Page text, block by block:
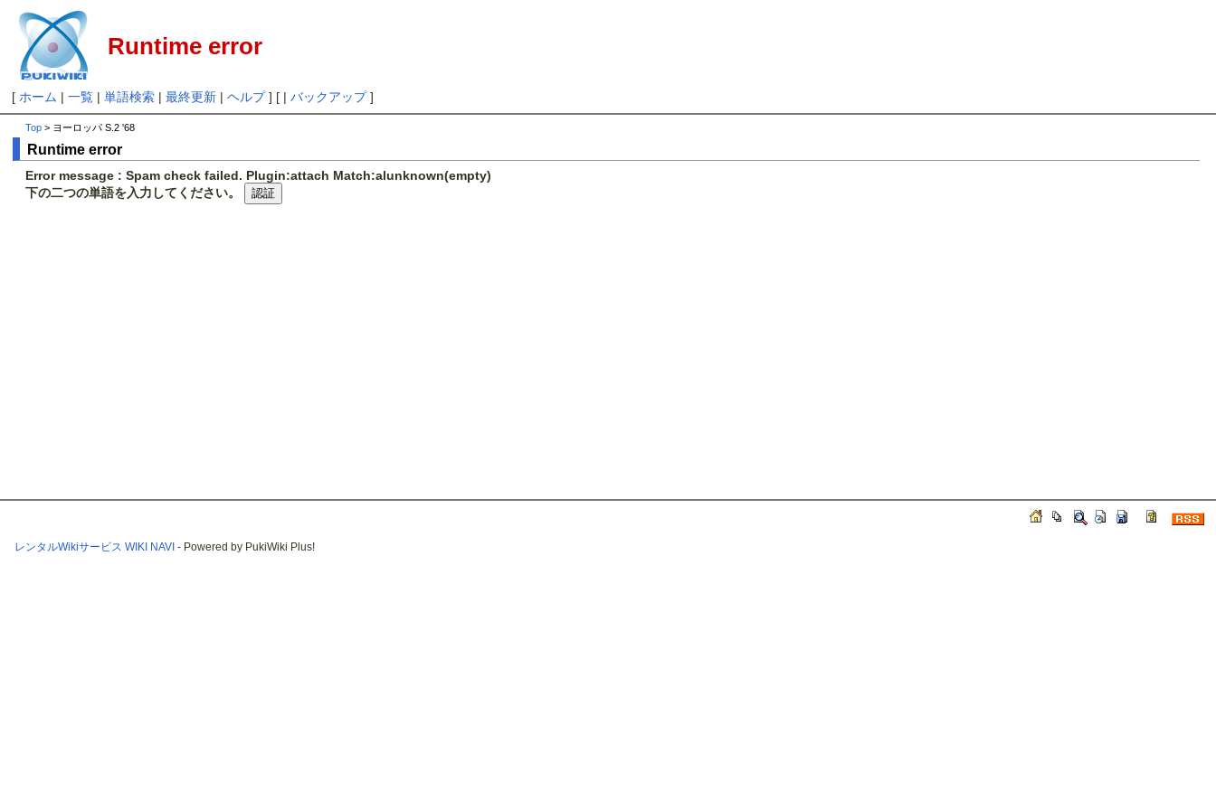
Runtime error
[ ホーム |一覧 |単語検索 |最終更新 |ヘルプ] [ |バックアップ]
Top > ヨーロッパ S.2 '68
Runtime error
Error message : Spam check failed. Plugin:attach Match:alunknown(empty)
下の二つの単語を入力してください。
レンタルWikiサービス WIKI NAVI - Powered by PukiWiki Plus!